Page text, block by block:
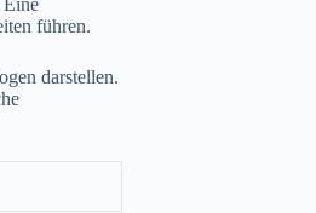
Eine
führen.
darstellen.